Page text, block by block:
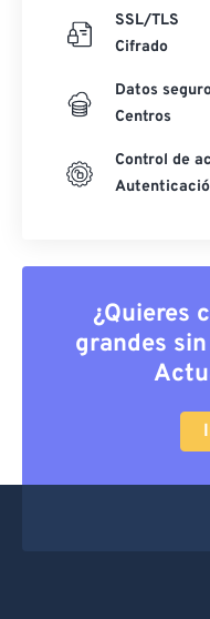
SSL/TLS
Cifrado
Datos
Centros
Control de
¿Quieres
grandes